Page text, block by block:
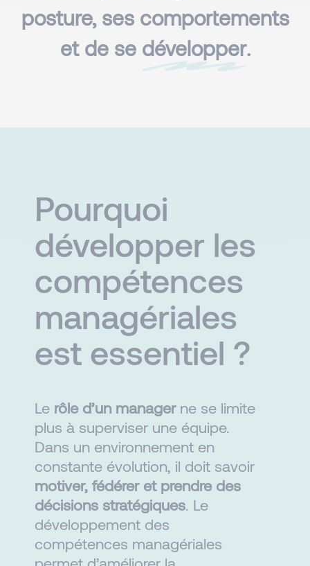
posture, ses comportements
et de se développer.
Pourquoi
développer les
compétences
managériales
est essentiel ?
Le rôle d’un managerne se limite
plus à superviser une équipe.
Dans un environnement en
constante évolution, il doit savoir
motiver, fédérer et prendre des
décisions stratégiques . Le
développement des
compétences managériales